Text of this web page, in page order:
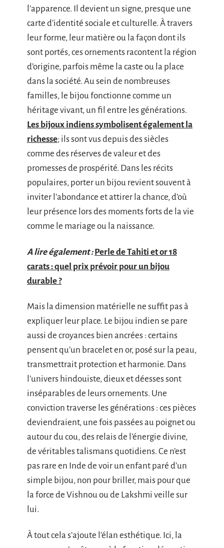
l’apparence. Il devient un signe, presque une
carte d’identité sociale et culturelle. À travers
leur forme, leur matière ou la façon dont ils
sont portés, ces ornements racontent la région
d’origine, parfois même la caste ou la place
dans la société. Au sein de nombreuses
familles, le bijou fonctionne comme un
héritage vivant, un fil entre les générations.
Les bijoux indiens symbolisent également la
richesse; ils sont vus depuis des siècles
comme des réserves de valeur et des
promesses de prospérité. Dans les récits
populaires, porter un bijou revient souvent à
inviter l’abondance et attirer la chance, d’où
leur présence lors des moments forts de la vie
comme le mariage ou la naissance.
A lire également : Perle de Tahiti et or 18
carats : quel prix prévoir pour un bijou
durable ?
Mais la dimension matérielle ne suffit pas à
expliquer leur place. Le bijou indien se pare
aussi de croyances bien ancrées : certains
pensent qu’un bracelet en or, posé sur la peau,
transmettrait protection et harmonie. Dans
l’univers hindouiste, dieux et déesses sont
inséparables de leurs ornements. Une
conviction traverse les générations : ces pièces
deviendraient, une fois passées au poignet ou
autour du cou, des relais de l’énergie divine,
de véritables talismans quotidiens. Ce n’est
pas rare en Inde de voir un enfant paré d’un
simple bijou, non pour briller, mais pour que
la force de Vishnou ou de Lakshmi veille sur
lui.
À tout cela s’ajoute l’élan esthétique. Ici, la